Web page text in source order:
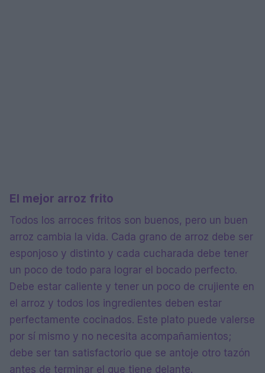
El mejor arroz frito
Todos los arroces fritos son buenos, pero un buen
arroz cambia la vida. Cada grano de arroz debe ser
esponjoso y distinto y cada cucharada debe tener
un poco de todo para lograr el bocado perfecto.
Debe estar caliente y tener un poco de crujiente en
el arroz y todos los ingredientes deben estar
perfectamente cocinados. Este plato puede valerse
por sí mismo y no necesita acompañamientos;
debe ser tan satisfactorio que se antoje otro tazón
antes de terminar el que tiene delante.